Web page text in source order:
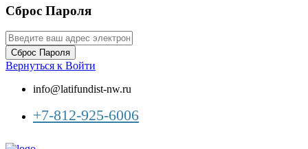
Сброс Пароля
Сброс Пароля
Вернуться к Войти
info@latifundist-nw.ru
+7-812-925-6006